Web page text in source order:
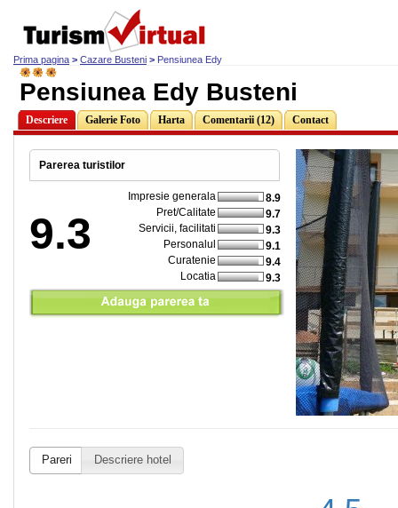
Prima pagina > Cazare Busteni > Pensiunea Edy
Pensiunea Edy Busteni
Descriere Galerie Foto Harta Comentarii (12) Contact
Parerea turistilor
9.3
Impresie generala
8.9
Pret/Calitate
9.7
Servicii, facilitati
9.3
Personalul
9.1
Curatenie
9.4
Locatia
9.3
Pareri Descriere hotel